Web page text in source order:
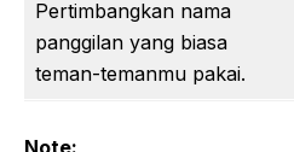
Pertimbangkan nama
panggilan yang biasa
teman-temanmu pakai.
Note: